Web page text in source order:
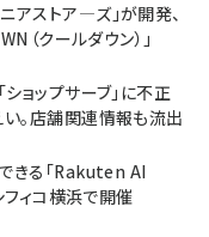
アストア―ズ」が開発、
（クールダウン）」
ョップサーブ」に不正
。店舗関連情報も流出
きる「Rakuten AI
ィコ横浜で開催